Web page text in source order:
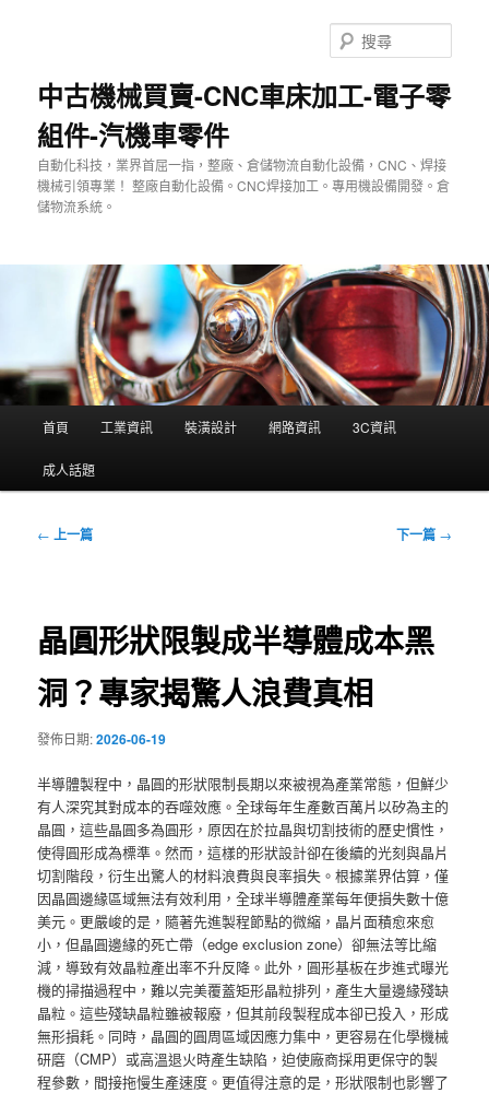
中古機械買賣-CNC車床加工-電子零
組件-汽機車零件
自動化科技，業界首屈一指，整廠、倉儲物流自動化設備，CNC、焊接
機械引領專業！ 整廠自動化設備。CNC焊接加工。專用機設備開發。倉
儲物流系統。
尋
單
首頁 工業資訊 裝潢設計 網路資訊 3C資訊
成人話題
文
← 上一篇 下一篇 →
晶圓形狀限製成半導體成本黑
洞？專家揭驚人浪費真相
發佈日期:2026-06-19
半導體製程中，晶圓的形狀限制長期以來被視為產業常態，但鮮少
有人深究其對成本的吞噬效應。全球每年生產數百萬片以矽為主的
晶圓，這些晶圓多為圓形，原因在於拉晶與切割技術的歷史慣性，
使得圓形成為標準。然而，這樣的形狀設計卻在後續的光刻與晶片
切割階段，衍生出驚人的材料浪費與良率損失。根據業界估算，僅
因晶圓邊緣區域無法有效利用，全球半導體產業每年便損失數十億
美元。更嚴峻的是，隨著先進製程節點的微縮，晶片面積愈來愈
小，但晶圓邊緣的死亡帶（edge exclusion zone）卻無法等比縮
減，導致有效晶粒產出率不升反降。此外，圓形基板在步進式曝光
機的掃描過程中，難以完美覆蓋矩形晶粒排列，產生大量邊緣殘缺
晶粒。這些殘缺晶粒雖被報廢，但其前段製程成本卻已投入，形成
無形損耗。同時，晶圓的圓周區域因應力集中，更容易在化學機械
研磨（CMP）或高溫退火時產生缺陷，迫使廠商採用更保守的製
程參數，間接拖慢生產速度。更值得注意的是，形狀限制也影響了